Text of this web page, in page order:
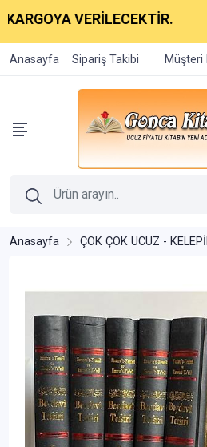
VERİLECEKTİR.
Anasayfa Sipariş Takibi Müşteri
Anasayfa ÇOK ÇOK UCUZ -